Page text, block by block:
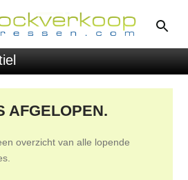
AFGELOPEN.
overzicht van alle lopende